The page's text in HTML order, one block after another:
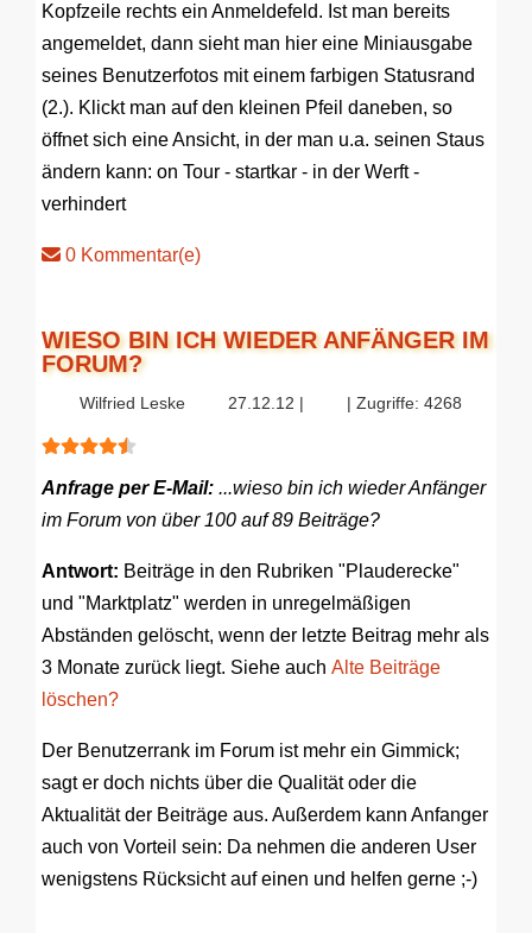
Kopfzeile rechts ein Anmeldefeld. Ist man bereits
angemeldet, dann sieht man hier eine Miniausgabe
seines Benutzerfotos mit einem farbigen Statusrand
(2.). Klickt man auf den kleinen Pfeil daneben, so
öffnet sich eine Ansicht, in der man u.a. seinen Staus
ändern kann: on Tour - startkar - in der Werft -
verhindert
0 Kommentar(e)
WIESO BIN ICH WIEDER ANFÄNGER IM
FORUM?
Wilfried Leske 27.12.12 | | Zugriffe: 4268
Bewertung:
Anfrage per E-Mail: ...wieso bin ich wieder Anfänger
im Forum von über 100 auf 89 Beiträge?
Antwort: Beiträge in den Rubriken "Plauderecke"
und "Marktplatz" werden in unregelmäßigen
Abständen gelöscht, wenn der letzte Beitrag mehr als
3 Monate zurück liegt. Siehe auch Alte Beiträge
löschen?
Der Benutzerrank im Forum ist mehr ein Gimmick;
sagt er doch nichts über die Qualität oder die
Aktualität der Beiträge aus. Außerdem kann Anfanger
auch von Vorteil sein: Da nehmen die anderen User
wenigstens Rücksicht auf einen und helfen gerne ;-)